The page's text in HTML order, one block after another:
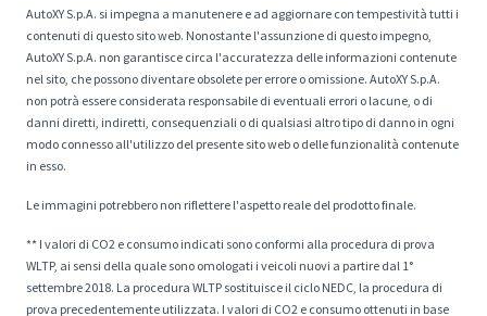
AutoXY S.p.A. si impegna a manutenere e ad aggiornare con tempestività tutti i
contenuti di questo sito web. Nonostante l'assunzione di questo impegno,
AutoXY S.p.A. non garantisce circa l'accuratezza delle informazioni contenute
nel sito, che possono diventare obsolete per errore o omissione. AutoXY S.p.A.
non potrà essere considerata responsabile di eventuali errori o lacune, o di
danni diretti, indiretti, consequenziali o di qualsiasi altro tipo di danno in ogni
modo connesso all'utilizzo del presente sito web o delle funzionalità contenute
in esso.
Le immagini potrebbero non riflettere l'aspetto reale del prodotto finale.
** I valori di CO2 e consumo indicati sono conformi alla procedura di prova
WLTP, ai sensi della quale sono omologati i veicoli nuovi a partire dal 1°
settembre 2018. La procedura WLTP sostituisce il ciclo NEDC, la procedura di
prova precedentemente utilizzata. I valori di CO2 e consumo ottenuti in base